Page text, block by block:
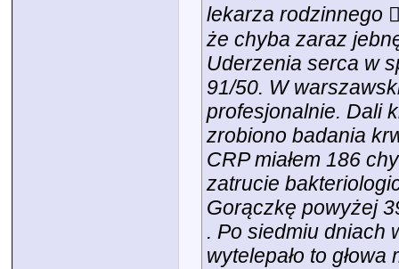
lekarza rodzinnego
że chyba zaraz
Uderzenia serca w
91/50. W
profesjonalnie. Dali
zrobiono badania
CRP miałem 186
zatrucie
Gorączkę powyżej
. Po siedmiu dniach
wytelepało to głowa